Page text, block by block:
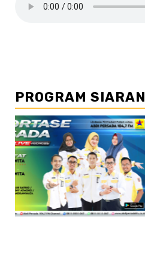
PROGRAM SIARAN
//2